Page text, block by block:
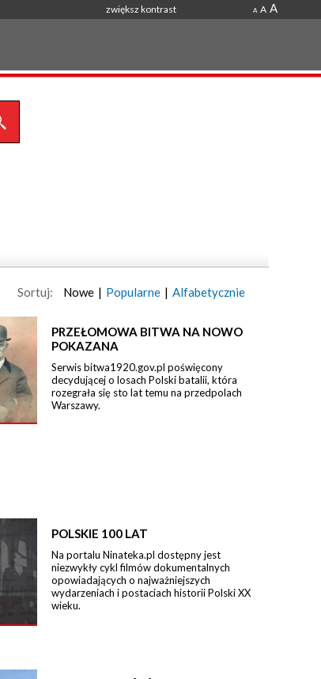
zwiększ kontrast A A A
Sortuj: Nowe | Popularne | Alfabetycznie
PRZEŁOMOWA BITWA NA NOWO
POKAZANA
Serwis bitwa1920.gov.pl poświęcony
decydującej o losach Polski batalii, która
rozegrała się sto lat temu na przedpolach
Warszawy.
POLSKIE 100 LAT
Na portalu Ninateka.pl dostępny jest
niezwykły cykl filmów dokumentalnych
opowiadających o najważniejszych
wydarzeniach i postaciach historii Polski XX
wieku.